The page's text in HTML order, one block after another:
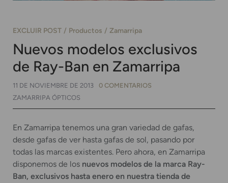
EXCLUIR POST Productos Zamarripa
Nuevos modelos exclusivos
de Ray-Ban en Zamarripa
11 DE NOVIEMBRE DE 2013
0 COMENTARIOS
ZAMARRIPA ÓPTICOS
En Zamarripa tenemos una gran variedad de gafas,
desde gafas de ver hasta gafas de sol, pasando por
todas las marcas existentes. Pero ahora, en Zamarripa
disponemos de los nuevos modelos de la marca Ray-
Ban, exclusivos hasta enero en nuestra tienda de